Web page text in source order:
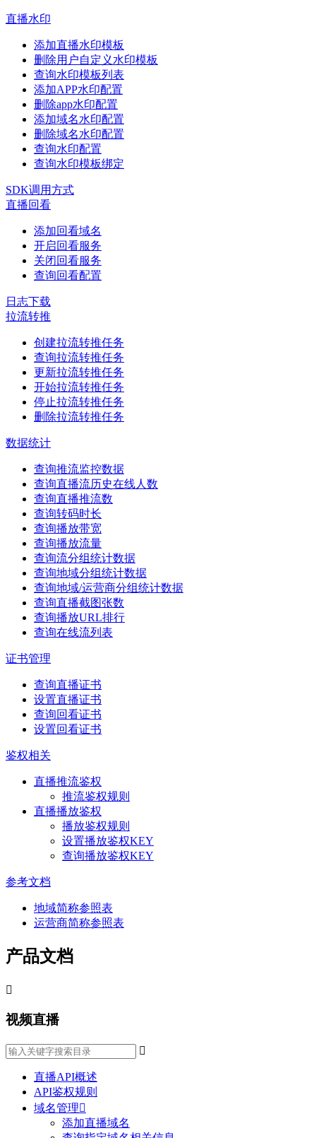
直播水印
添加直播水印模板
删除用户自定义水印模板
查询水印模板列表
添加APP水印配置
删除app水印配置
添加域名水印配置
删除域名水印配置
查询水印配置
查询水印模板绑定
SDK调用方式
直播回看
添加回看域名
开启回看服务
关闭回看服务
查询回看配置
日志下载
拉流转推
创建拉流转推任务
查询拉流转推任务
更新拉流转推任务
开始拉流转推任务
停止拉流转推任务
删除拉流转推任务
数据统计
查询推流监控数据
查询直播流历史在线人数
查询直播推流数
查询转码时长
查询播放带宽
查询播放流量
查询流分组统计数据
查询地域分组统计数据
查询地域/运营商分组统计数据
查询直播截图张数
查询播放URL排行
查询在线流列表
证书管理
查询直播证书
设置直播证书
查询回看证书
设置回看证书
鉴权相关
直播推流鉴权
推流鉴权规则
直播播放鉴权
播放鉴权规则
设置播放鉴权KEY
查询播放鉴权KEY
参考文档
地域简称参照表
运营商简称参照表
产品文档

视频直播

直播API概述
API鉴权规则
域名管理
添加直播域名